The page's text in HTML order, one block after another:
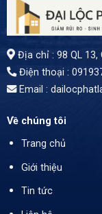
Địa chỉ : 98 QL 13,
Điện thoại :
Email :
Về chúng tôi
Trang chủ
Giới thiệu
Tin tức